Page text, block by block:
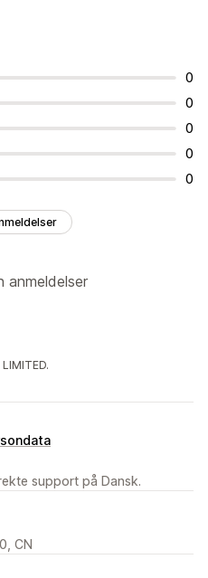
0
0
0
0
0
anmeldelser
support på Dansk.
CN